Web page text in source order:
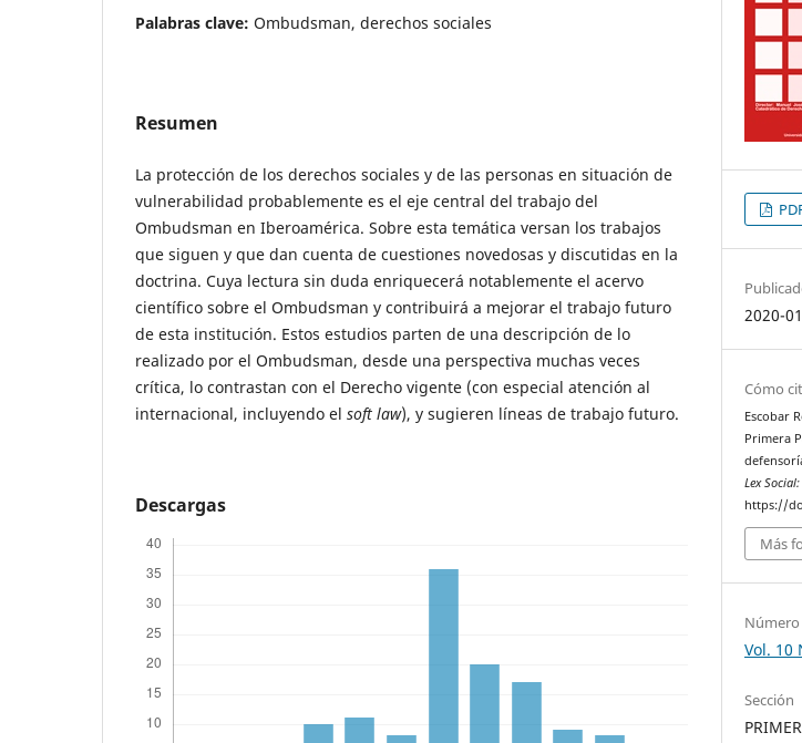
Palabras clave: Ombudsman, derechos sociales
Resumen
La protección de los derechos sociales y de las personas en situación de
vulnerabilidad probablemente es el eje central del trabajo del
Ombudsman en Iberoamérica. Sobre esta temática versan los trabajos
que siguen y que dan cuenta de cuestiones novedosas y discutidas en la
doctrina. Cuya lectura sin duda enriquecerá notablemente el acervo
científico sobre el Ombudsman y contribuirá a mejorar el trabajo futuro
de esta institución. Estos estudios parten de una descripción de lo
realizado por el Ombudsman, desde una perspectiva muchas veces
crítica, lo contrastan con el Derecho vigente (con especial atención al
internacional, incluyendo el soft law), y sugieren líneas de trabajo futuro.
Descargas
2020-
Cómo
Escobar
Primera
Lex
https://
Más
Número
Vol. 10
Sección